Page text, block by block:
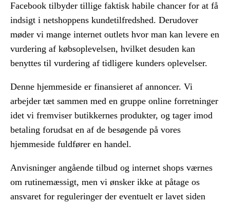
Facebook tilbyder tillige faktisk habile chancer for at få
indsigt i netshoppens kundetilfredshed. Derudover
møder vi mange internet outlets hvor man kan levere en
vurdering af købsoplevelsen, hvilket desuden kan
benyttes til vurdering af tidligere kunders oplevelser.
Denne hjemmeside er finansieret af annoncer. Vi
arbejder tæt sammen med en gruppe online forretninger
idet vi fremviser butikkernes produkter, og tager imod
betaling forudsat en af de besøgende på vores
hjemmeside fuldfører en handel.
Anvisninger angående tilbud og internet shops værnes
om rutinemæssigt, men vi ønsker ikke at påtage os
ansvaret for reguleringer der eventuelt er lavet siden